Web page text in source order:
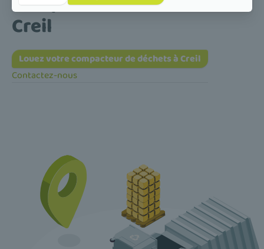
Creil
Louez votre compacteur de déchets à Creil
Contactez-nous